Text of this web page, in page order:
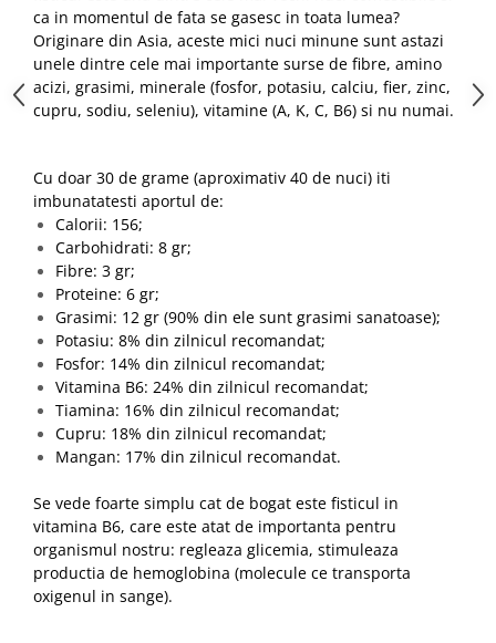
ca in momentul de fata se gasesc in toata lumea?
Originare din Asia, aceste mici nuci minune sunt astazi
unele dintre cele mai importante surse de fibre, amino
acizi, grasimi, minerale (fosfor, potasiu, calciu, fier, zinc,
cupru, sodiu, seleniu), vitamine (A, K, C, B6) si nu numai.
Cu doar 30 de grame (aproximativ 40 de nuci) iti
imbunatatesti aportul de:
Calorii: 156;
Carbohidrati: 8 gr;
Fibre: 3 gr;
Proteine: 6 gr;
Grasimi: 12 gr (90% din ele sunt grasimi sanatoase);
Potasiu: 8% din zilnicul recomandat;
Fosfor: 14% din zilnicul recomandat;
Vitamina B6: 24% din zilnicul recomandat;
Tiamina: 16% din zilnicul recomandat;
Cupru: 18% din zilnicul recomandat;
Mangan: 17% din zilnicul recomandat.
Se vede foarte simplu cat de bogat este fisticul in
vitamina B6, care este atat de importanta pentru
organismul nostru: regleaza glicemia, stimuleaza
productia de hemoglobina (molecule ce transporta
oxigenul in sange).